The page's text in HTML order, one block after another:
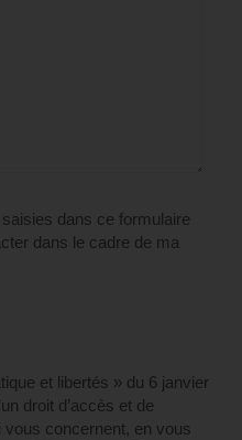
dans ce formulaire
dans le cadre de ma
et libertés » du 6 janvier
droit d’accès et de
concernent, en vous